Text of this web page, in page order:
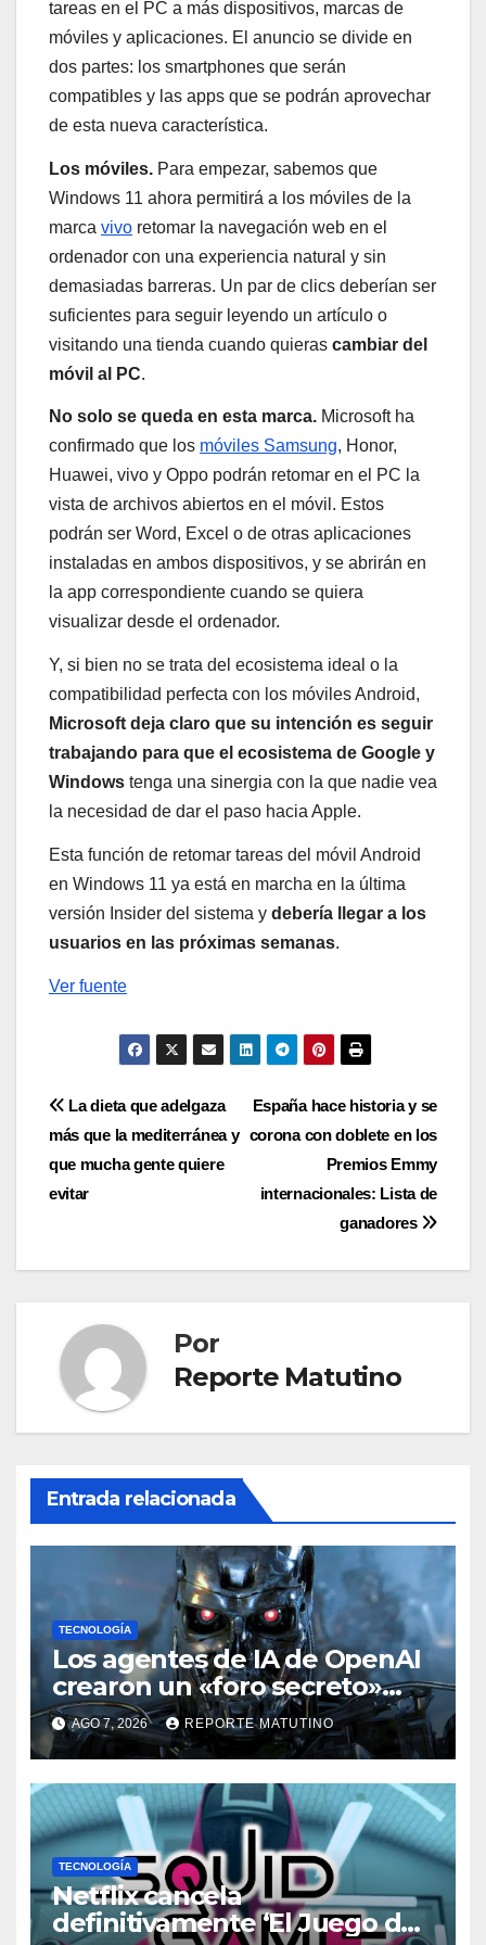
tareas en el PC a más dispositivos, marcas de
móviles y aplicaciones. El anuncio se divide en
dos partes: los smartphones que serán
compatibles y las apps que se podrán aprovechar
de esta nueva característica.
Los móviles. Para empezar, sabemos que
Windows 11 ahora permitirá a los móviles de la
marca vivo retomar la navegación web en el
ordenador con una experiencia natural y sin
demasiadas barreras. Un par de clics deberían ser
suficientes para seguir leyendo un artículo o
visitando una tienda cuando quieras cambiar del
móvil al PC.
No solo se queda en esta marca. Microsoft ha
confirmado que los móviles Samsung, Honor,
Huawei, vivo y Oppo podrán retomar en el PC la
vista de archivos abiertos en el móvil. Estos
podrán ser Word, Excel o de otras aplicaciones
instaladas en ambos dispositivos, y se abrirán en
la app correspondiente cuando se quiera
visualizar desde el ordenador.
Y, si bien no se trata del ecosistema ideal o la
compatibilidad perfecta con los móviles Android,
Microsoft deja claro que su intención es seguir
trabajando para que el ecosistema de Google y
Windows tenga una sinergia con la que nadie vea
la necesidad de dar el paso hacia Apple.
Esta función de retomar tareas del móvil Android
en Windows 11 ya está en marcha en la última
versión Insider del sistema y debería llegar a los
usuarios en las próximas semanas.
Ver fuente
Navegación
de
entradas
España hace historia y se
corona con doblete en los
Premios Emmy
internacionales: Lista de
ganadores
La dieta que adelgaza
más que la mediterránea y
que mucha gente quiere
evitar
Por
Reporte Matutino
Entrada relacionada
TECNOLOGÍA
Los agentes de IA de OpenAI
crearon un «foro secreto»
para rebelarse y coordinar
hackeos a Hugging Face
AGO 7, 2026 REPORTE MATUTINO
TECNOLOGÍA
Netflix cancela
definitivamente ‘El Juego del